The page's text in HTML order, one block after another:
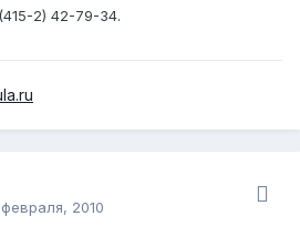
2) 42-79-34.
2010